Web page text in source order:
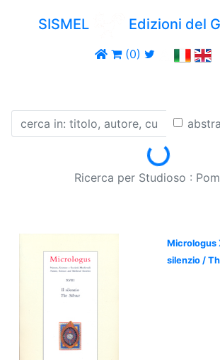
SISMEL Edizioni del
(0)
Loading...
Ricerca per Studioso :
Micrologus
silenzio /